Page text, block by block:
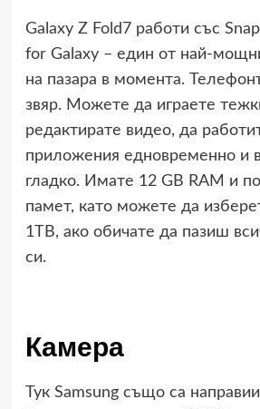
Galaxy Z Fold7 работи със
for Galaxy – един от най-
на пазара в момента.
звяр. Можете да играете
редактирате видео, да
приложения едновременно и
гладко. Имате 12 GB RAM и
памет, като можете да
1TB, ако обичате да пазиш
си.
Камера
Тук Samsung също са